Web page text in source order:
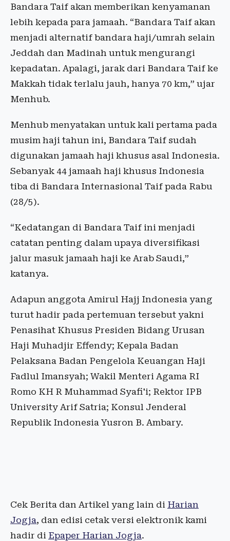
Bandara Taif akan memberikan kenyamanan
lebih kepada para jamaah. “Bandara Taif akan
menjadi alternatif bandara haji/umrah selain
Jeddah dan Madinah untuk mengurangi
kepadatan. Apalagi, jarak dari Bandara Taif ke
Makkah tidak terlalu jauh, hanya 70 km,” ujar
Menhub.
Menhub menyatakan untuk kali pertama pada
musim haji tahun ini, Bandara Taif sudah
digunakan jamaah haji khusus asal Indonesia.
Sebanyak 44 jamaah haji khusus Indonesia
tiba di Bandara Internasional Taif pada Rabu
(28/5).
“Kedatangan di Bandara Taif ini menjadi
catatan penting dalam upaya diversifikasi
jalur masuk jamaah haji ke Arab Saudi,”
katanya.
Adapun anggota Amirul Hajj Indonesia yang
turut hadir pada pertemuan tersebut yakni
Penasihat Khusus Presiden Bidang Urusan
Haji Muhadjir Effendy; Kepala Badan
Pelaksana Badan Pengelola Keuangan Haji
Fadlul Imansyah; Wakil Menteri Agama RI
Romo KH R Muhammad Syafi'i; Rektor IPB
University Arif Satria; Konsul Jenderal
Republik Indonesia Yusron B. Ambary.
Cek Berita dan Artikel yang lain di Harian
Jogja, dan edisi cetak versi elektronik kami
hadir di Epaper Harian Jogja.